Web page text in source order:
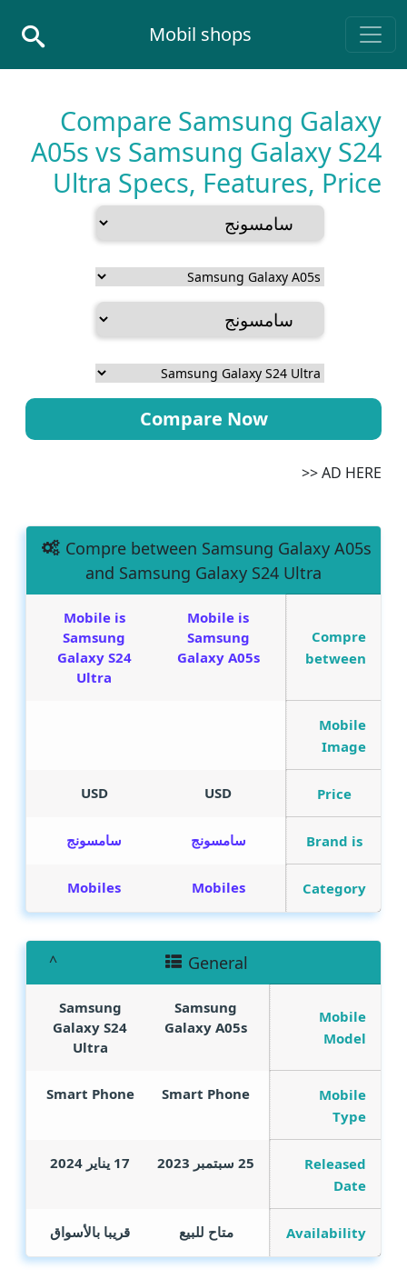
Main Navigation
Mobil shops
Compare Samsung Galaxy
A05s vs Samsung Galaxy S24
Ultra Specs, Features, Price
Compare Now
AD HERE <<
Compre between Samsung Galaxy A05s
and Samsung Galaxy S24 Ultra
Compre
between
Mobile is
Samsung
Galaxy A05s
Mobile is
Samsung
Galaxy S24
Ultra
Mobile
Image
Price
USD
USD
Brand is سامسونج سامسونج
Category
Mobiles
Mobiles
General
Mobile
Model
Samsung
Galaxy A05s
Samsung
Galaxy S24
Ultra
Mobile
Type
Smart Phone
Smart Phone
Released
Date
25 سبتمبر 2023 17 يناير 2024
Availability متاح للبيع قريبا بالأسواق